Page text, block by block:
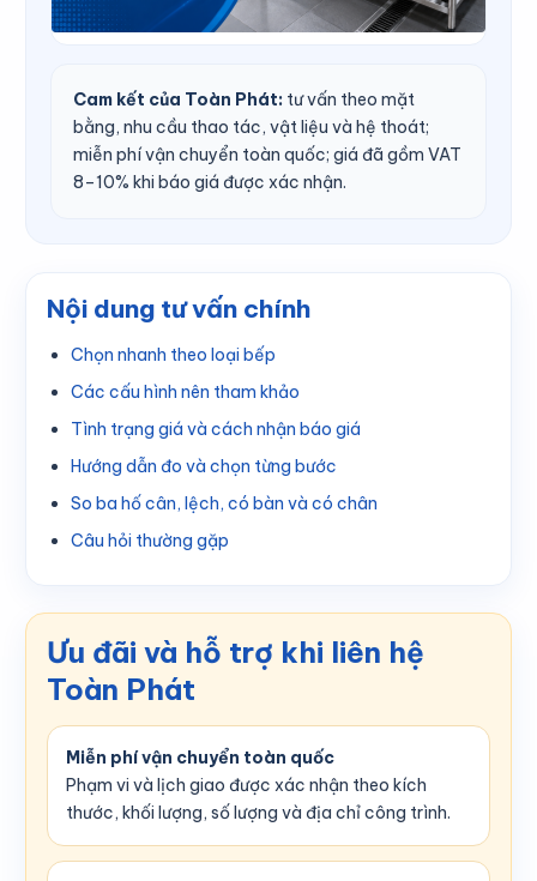
Cam kết của Toàn Phát: tư vấn theo mặt
bằng, nhu cầu thao tác, vật liệu và hệ thoát;
miễn phí vận chuyển toàn quốc; giá đã gồm VAT
8–10% khi báo giá được xác nhận.
Nội dung tư vấn chính
Chọn nhanh theo loại bếp
Các cấu hình nên tham khảo
Tình trạng giá và cách nhận báo giá
Hướng dẫn đo và chọn từng bước
So ba hố cân, lệch, có bàn và có chân
Câu hỏi thường gặp
Ưu đãi và hỗ trợ khi liên hệ
Toàn Phát
Miễn phí vận chuyển toàn quốc
Phạm vi và lịch giao được xác nhận theo kích
thước, khối lượng, số lượng và địa chỉ công trình.